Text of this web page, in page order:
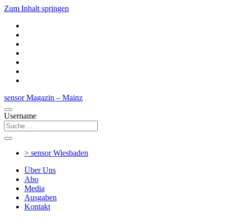
Zum Inhalt springen
sensor Magazin – Mainz
Username
> sensorWiesbaden
Über Uns
Abo
Media
Ausgaben
Kontakt